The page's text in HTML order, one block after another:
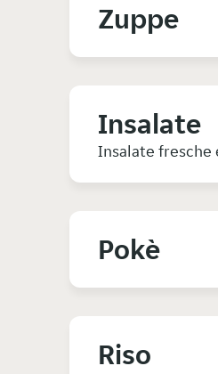
Zuppe
Insalate
Insalate
Pokè
Riso